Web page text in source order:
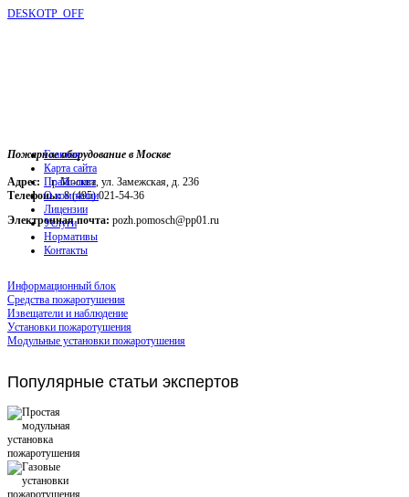
DESKOTP_OFF
Пожарное оборудование в Москве
Адрес: г. Москва, ул. Замежская, д. 236
Телефоны:8 (495) 021-54-36
Электронная почта: pozh.pomosch@pp01.ru
Главная
Карта сайта
Прайс-лист
О компании
Лицензии
Услуги
Нормативы
Контакты
Информационный блок
Средства пожаротушения
Извещатели и наблюдение
Установки пожаротушения
Модульные установки пожаротушения
Популярные статьи экспертов